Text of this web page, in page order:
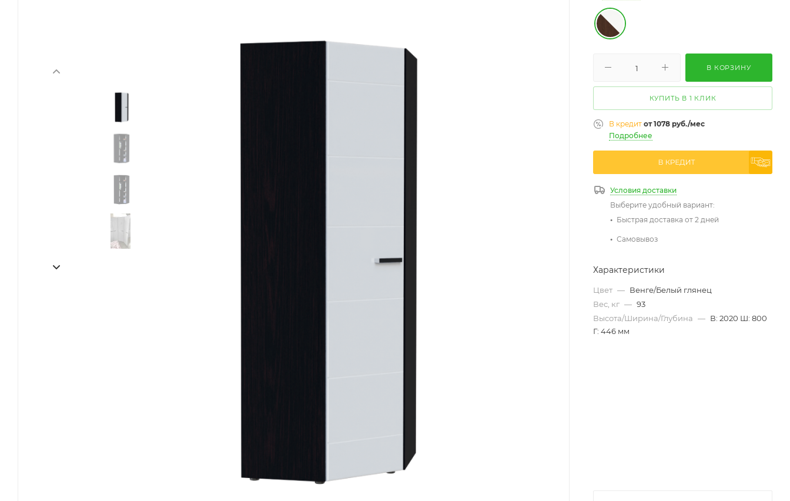
В КОРЗИНУ
КУПИТЬ В 1 КЛИК
В кредит от 1078 руб./мес
Подробнее
Условия доставки
Выберите удобный вариант:
Быстрая доставка от 2 дней
Самовывоз
Характеристики
Цвет — Венге/Белый глянец
Вес, кг — 93
Высота/Ширина/Глубина — В: 2020 Ш: 800
Г: 446 мм